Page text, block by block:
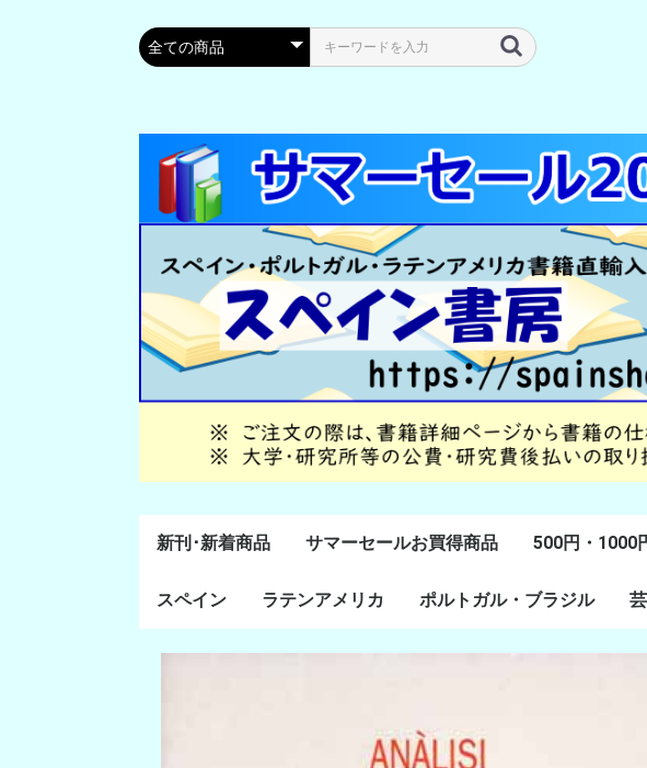
新刊･新着商品 サマーセールお買得商品 500円・1000
スペイン
通史・全般
８～１５世紀
１６～１８世紀
１８世紀末～２０世紀
20世紀後半以降
ラテンアメリカ
ラテン・アメリカ全般
メキシコ研究
中米・カリブ研究
キューバ研究
南米諸国
ペルー研究
チリ研究
アルゼンチン研究
ポルトガル・ブラジル
ポルトガル研究
ブラジル研究